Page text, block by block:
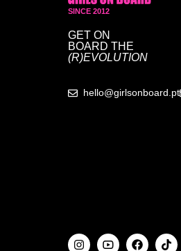
SINCE 2012
GET ON
BOARD THE
(R)EVOLUTION
hello@girlsonboard.pt